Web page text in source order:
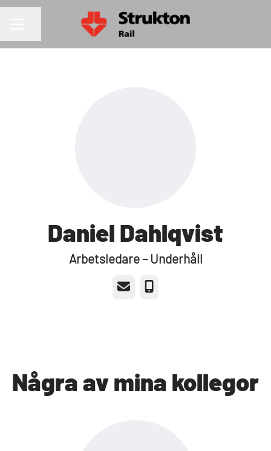
Daniel Dahlqvist
Arbetsledare – Underhåll
E-post Telefon
Några av mina kollegor